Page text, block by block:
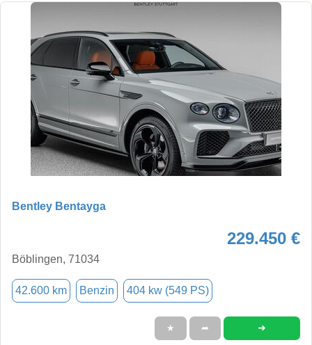
Bentley Bentayga
229.450 €
Böblingen, 71034
42.600 km Benzin 404 kw (549 PS)
★ ➦ ➜